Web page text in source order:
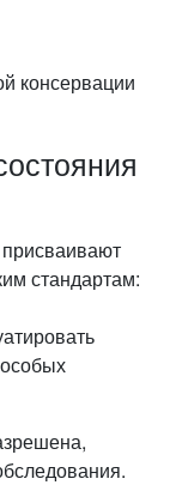
консервации
стандартам: